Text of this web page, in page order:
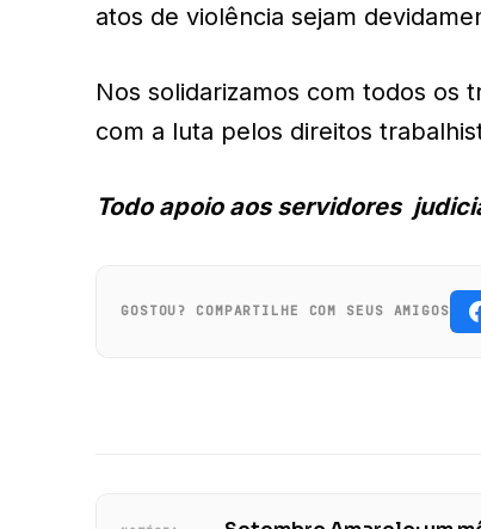
atos de violência sejam
Nos solidarizamos com todos os
com a luta pelos direitos
Todo apoio aos servidores
GOSTOU? COMPARTILHE COM SEUS AMIGOS